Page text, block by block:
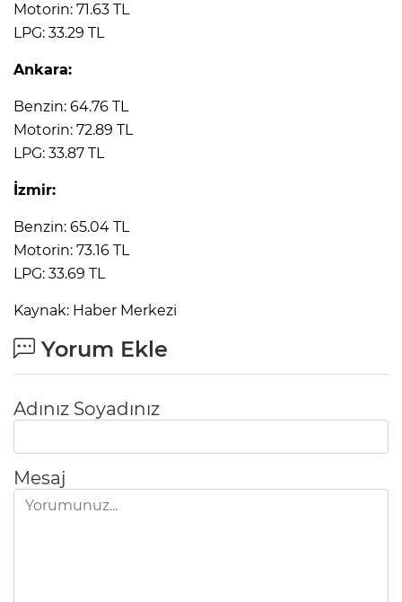
Motorin: 71.63 TL
LPG: 33.29 TL
Ankara:
Benzin: 64.76 TL
Motorin: 72.89 TL
LPG: 33.87 TL
İzmir:
Benzin: 65.04 TL
Motorin: 73.16 TL
LPG: 33.69 TL
Kaynak: Haber Merkezi
Yorum Ekle
Adınız Soyadınız
Mesaj